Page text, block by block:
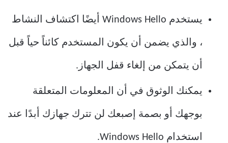
يستخدم Windows Hello أيضًا اكتشاف النشاط
، والذي يضمن أن يكون المستخدم كائناً حياً قبل
أن يتمكن من إلغاء قفل الجهاز.
يمكنك الوثوق في أن المعلومات المتعلقة
بوجهك أو بصمة إصبعك لن تترك جهازك أبدًا عند
استخدام Windows Hello.